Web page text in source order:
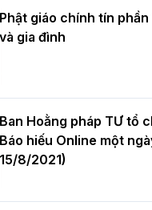
Quảng Tùng tái đắc
thành phố Hải
– 2031
Tâm Chính được suy
Trị sự GHPGVN tỉnh
Phật giáo chính tín phần
và gia đình
Ban Hoằng pháp TƯ tổ
Báo hiếu Online một
15/8/2021)